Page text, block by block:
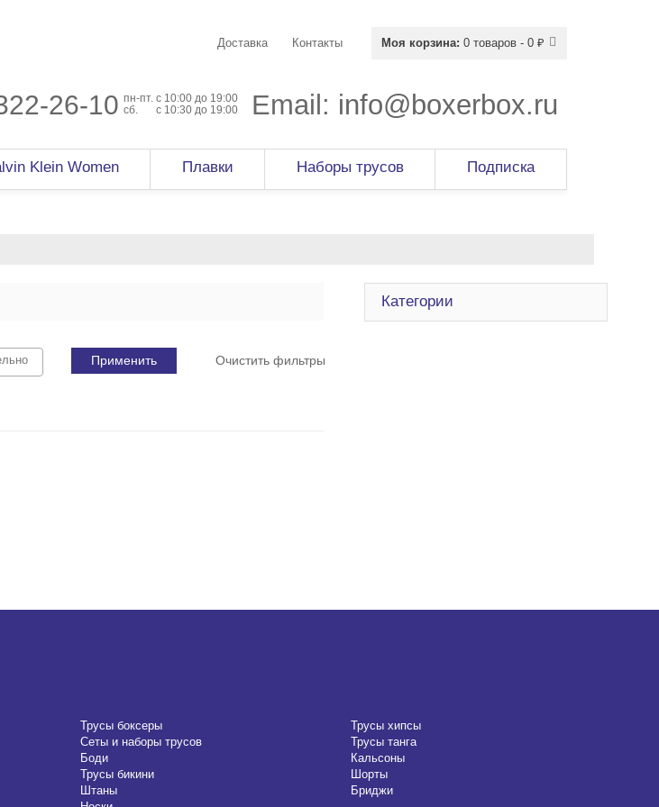
Моя корзина: 0 товаров - 0 ₽
Доставка Контакты
26-10 пн-пт. c 10:00 до 19:00
сб.
с 10:30 до 19:00 Email: info@boxerbox.ru
Klein Women Плавки Наборы трусов Подписка
Категории
Применить Очистить фильтры
Трусы боксеры
Трусы хипсы
Сеты и наборы трусов
Трусы танга
Боди
Кальсоны
Трусы бикини
Шорты
Штаны
Бриджи